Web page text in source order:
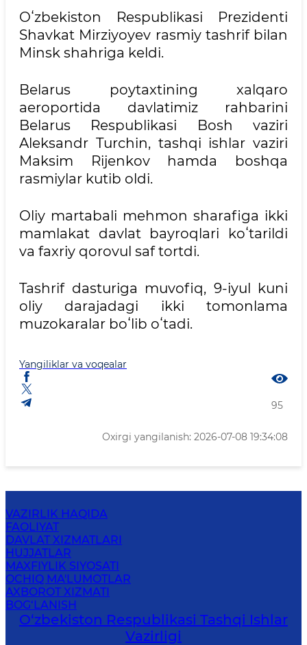
Oʻzbekiston Respublikasi Prezidenti
Shavkat Mirziyoyev rasmiy tashrif bilan
Minsk shahriga keldi.
Belarus poytaxtining xalqaro
aeroportida davlatimiz rahbarini
Belarus Respublikasi Bosh vaziri
Aleksandr Turchin, tashqi ishlar vaziri
Maksim Rijenkov hamda boshqa
rasmiylar kutib oldi.
Oliy martabali mehmon sharafiga ikki
mamlakat davlat bayroqlari koʻtarildi
va faxriy qorovul saf tortdi.
Tashrif dasturiga muvofiq, 9-iyul kuni
oliy darajadagi ikki tomonlama
muzokaralar boʻlib oʻtadi.
Yangiliklar va voqealar
95
Oxirgi yangilanish: 2026-07-08 19:34:08
VAZIRLIK HAQIDA
FAOLIYAT
DAVLAT XIZMATLARI
HUJJATLAR
MAXFIYLIK SIYOSATI
OCHIQ MA'LUMOTLAR
AXBOROT XIZMATI
BOG‘LANISH
O‘zbеkistоn Rеspublikаsi Tashqi Ishlаr
Vаzirligi